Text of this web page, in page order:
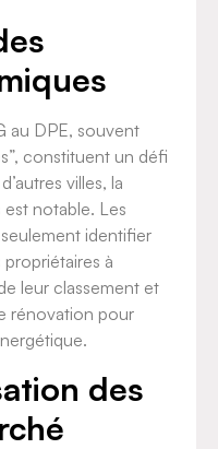
au DPE, souvent
constituent un défi
villes, la
notable. Les
identifier
propriétaires à
leur classement et
rénovation pour
des